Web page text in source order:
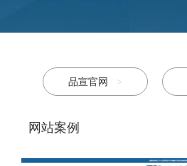
品宣官网 >
网站案例